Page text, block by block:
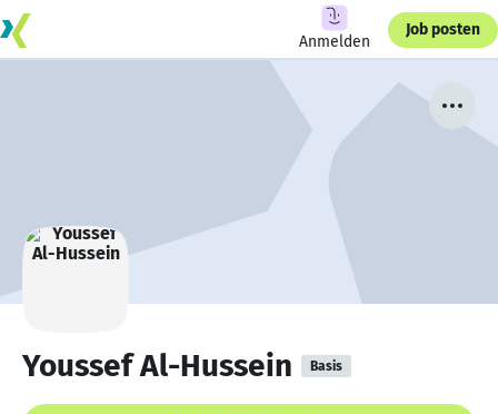
Anmelden
Job posten
Youssef Al-Hussein Basis